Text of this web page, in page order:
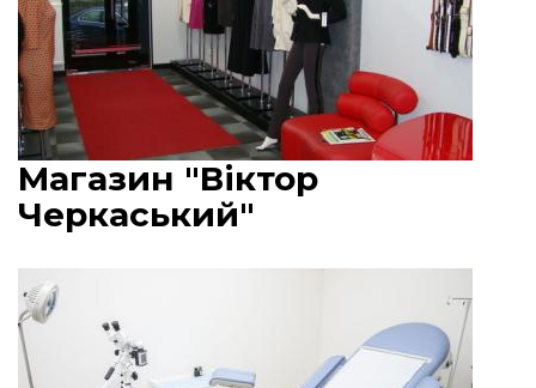
Магазин "Віктор
Черкаський"